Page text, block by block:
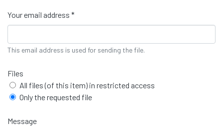
Your email address *
This email address is used for sending the file.
Files
All files (of this item) in restricted access
Only the requested file
Message